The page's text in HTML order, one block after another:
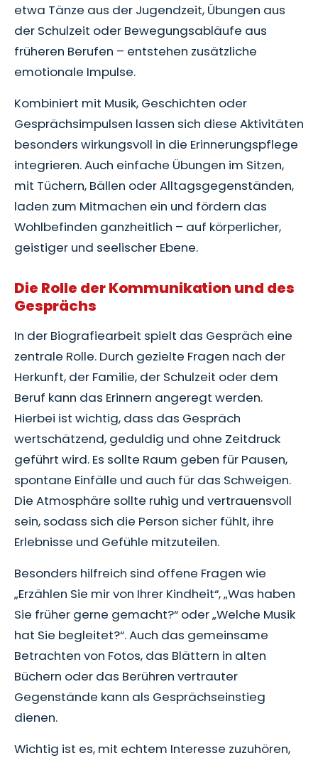
etwa Tänze aus der Jugendzeit, Übungen aus
der Schulzeit oder Bewegungsabläufe aus
früheren Berufen – entstehen zusätzliche
emotionale Impulse.
Kombiniert mit Musik, Geschichten oder
Gesprächsimpulsen lassen sich diese Aktivitäten
besonders wirkungsvoll in die Erinnerungspflege
integrieren. Auch einfache Übungen im Sitzen,
mit Tüchern, Bällen oder Alltagsgegenständen,
laden zum Mitmachen ein und fördern das
Wohlbefinden ganzheitlich – auf körperlicher,
geistiger und seelischer Ebene.
Die Rolle der Kommunikation und des
Gesprächs
In der Biografiearbeit spielt das Gespräch eine
zentrale Rolle. Durch gezielte Fragen nach der
Herkunft, der Familie, der Schulzeit oder dem
Beruf kann das Erinnern angeregt werden.
Hierbei ist wichtig, dass das Gespräch
wertschätzend, geduldig und ohne Zeitdruck
geführt wird. Es sollte Raum geben für Pausen,
spontane Einfälle und auch für das Schweigen.
Die Atmosphäre sollte ruhig und vertrauensvoll
sein, sodass sich die Person sicher fühlt, ihre
Erlebnisse und Gefühle mitzuteilen.
Besonders hilfreich sind offene Fragen wie
„Erzählen Sie mir von Ihrer Kindheit“, „Was haben
Sie früher gerne gemacht?“ oder „Welche Musik
hat Sie begleitet?“. Auch das gemeinsame
Betrachten von Fotos, das Blättern in alten
Büchern oder das Berühren vertrauter
Gegenstände kann als Gesprächseinstieg
dienen.
Wichtig ist es, mit echtem Interesse zuzuhören,